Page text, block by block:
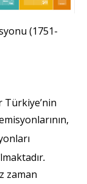
(1751-
Türkiye’nin
.
zaman